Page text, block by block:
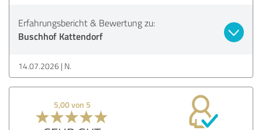
Erfahrungsbericht & Bewertung zu:
Buschhof Kattendorf
14.07.2026 N.
5,00 von 5